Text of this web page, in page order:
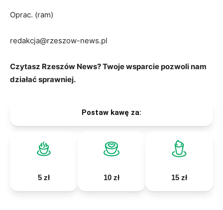
Oprac. (ram)
redakcja@rzeszow-news.pl
Czytasz Rzeszów News? Twoje wsparcie pozwoli nam
działać sprawniej.
Postaw kawę za:
5 zł 10 zł 15 zł